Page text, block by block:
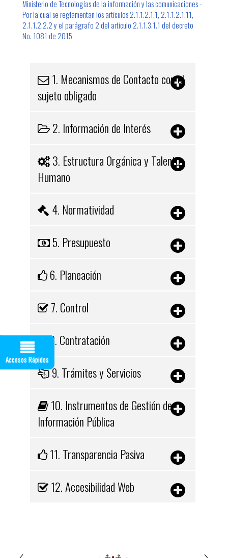
Ministerio de Tecnologías de la información y las comunicaciones -
Por la cual se reglamentan los artículos 2.1.1.2.1.1, 2.1.1.2.1.11,
2.1.1.2.2.2 y el parágrafo 2 del artículo 2.1.1.3.1.1 del decreto
No. 1081 de 2015​​​​​​​​​​​
1. Mecanismos de Contacto con el
sujeto obligado​​​
2. Información de Interés​
3. Estructura Orgánica y Talento
Humano
4. Normatividad
5. Presupuesto
6. Planeación
7. Control
8. Contratación
9. Trámites y Servicios
10. Instrumentos de Gestión de
Información Pública
11. Transparencia Pasiva
12. Accesibilidad Web
Accesos Rápidos